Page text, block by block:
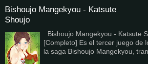
Bishoujo Mangekyou - Katsute
Shoujo
Bishoujo Mangekyou - Katsute
[Completo] Es el tercer juego de
la saga Bishoujo Mangekyou,